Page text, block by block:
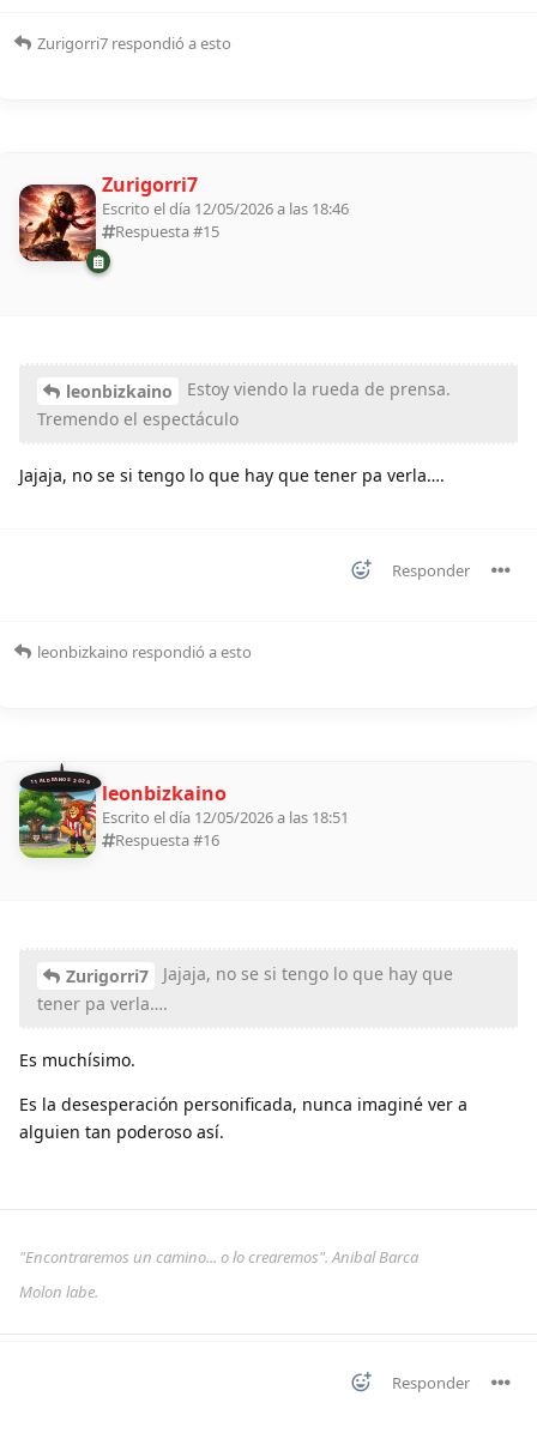
Zurigorri7 respondió a esto
Zurigorri7
Escrito el día 12/05/2026 a las 18:46
Respuesta #15
leonbizkaino
Estoy viendo la rueda de prensa.
Tremendo el espectáculo
Jajaja, no se si tengo lo que hay que tener pa verla….
Responder
leonbizkaino respondió a esto
11 ALDEANOS 2026 leonbizkaino
Escrito el día 12/05/2026 a las 18:51
Respuesta #16
Zurigorri7
Jajaja, no se si tengo lo que hay que
tener pa verla….
Es muchísimo.
Es la desesperación personificada, nunca imaginé ver a
alguien tan poderoso así.
"Encontraremos un camino... o lo crearemos". Anibal Barca
Molon labe.
Responder